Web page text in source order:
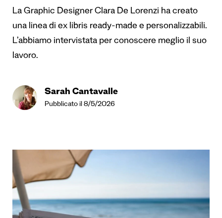
La Graphic Designer Clara De Lorenzi ha creato
una linea di ex libris ready-made e personalizzabili.
L’abbiamo intervistata per conoscere meglio il suo
lavoro.
Sarah Cantavalle
Pubblicato il 8/5/2026